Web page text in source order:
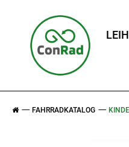
FAHRRADKATALOG